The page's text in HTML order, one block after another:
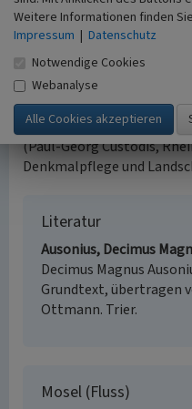
sein, wer schwindelfrei ist
gelegentlich über eine
Schönheit des Moseltals
erwandern, stets die
auf der Höhe in einer
Mosel auf der ganzen Welt
(Paul-Georg Custodis,
Denkmalpflege und
Literatur
Ausonius, Decimus
Decimus Magnus
Grundtext, übertragen
Ottmann. Trier.
Mosel (Fluss)
Weitere Informationen finden
Impressum | Datenschutz
Notwendige Cookies
Webanalyse